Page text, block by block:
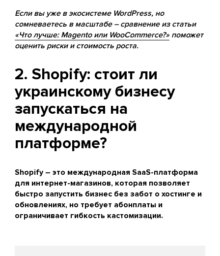
Если вы уже в экосистеме WordPress, но
сомневаетесь в масштабе – сравнение из статьи
«Что лучше: Magento или WooCommerce?» поможет
оценить риски и стоимость роста.
2. Shopify: стоит ли
украинскому бизнесу
запускаться на
международной
платформе?
Shopify – это международная SaaS-платформа
для интернет-магазинов, которая позволяет
быстро запустить бизнес без забот о хостинге и
обновлениях, но требует абонплаты и
ограничивает гибкость кастомизации.